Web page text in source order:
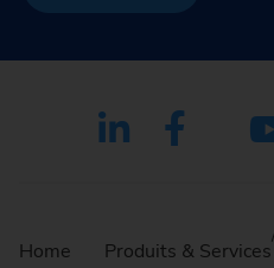
Home Produits & Services